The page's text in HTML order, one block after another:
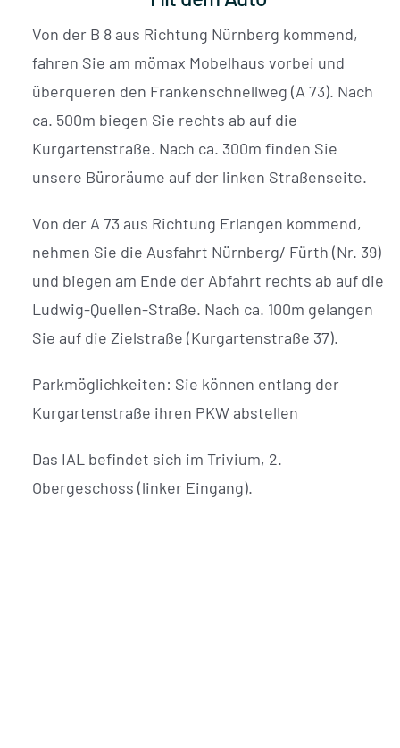
Von der B 8 aus Richtung Nürnberg kommend,
fahren Sie am mömax Mobelhaus vorbei und
überqueren den Frankenschnellweg (A 73). Nach
ca. 500m biegen Sie rechts ab auf die
Kurgartenstraße. Nach ca. 300m finden Sie
unsere Büroräume auf der linken Straßenseite.
Von der A 73 aus Richtung Erlangen kommend,
nehmen Sie die Ausfahrt Nürnberg/ Fürth (Nr. 39)
und biegen am Ende der Abfahrt rechts ab auf die
Ludwig-Quellen-Straße. Nach ca. 100m gelangen
Sie auf die Zielstraße (Kurgartenstraße 37).
Parkmöglichkeiten: Sie können entlang der
Kurgartenstraße ihren PKW abstellen
Das IAL befindet sich im Trivium, 2.
Obergeschoss (linker Eingang).